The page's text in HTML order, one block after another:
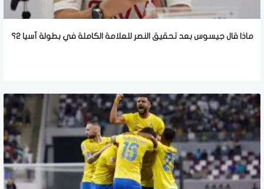
ماذا قال جيسوس بعد تحقيق النصر للعلامة الكاملة في بطولة آسيا 2؟